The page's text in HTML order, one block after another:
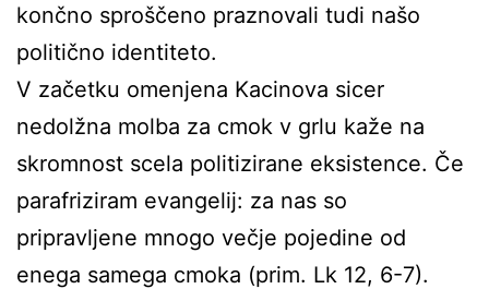
končno sproščeno praznovali tudi našo
politično identiteto.
V začetku omenjena Kacinova sicer
nedolžna molba za cmok v grlu kaže na
skromnost scela politizirane eksistence. Če
parafriziram evangelij: za nas so
pripravljene mnogo večje pojedine od
enega samega cmoka (prim. Lk 12, 6-7).